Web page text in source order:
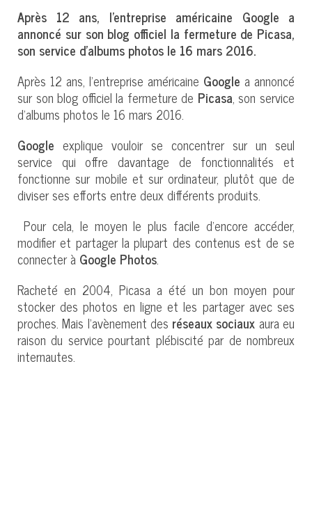
Après 12 ans, l'entreprise américaine Google a
annoncé sur son blog officiel la fermeture de Picasa,
son service d'albums photos le 16 mars 2016.
Après 12 ans, l'entreprise américaine Google a annoncé
sur son blog officiel la fermeture de Picasa, son service
d'albums photos le 16 mars 2016.
Google explique vouloir se concentrer sur un seul
service qui offre davantage de fonctionnalités et
fonctionne sur mobile et sur ordinateur, plutôt que de
diviser ses efforts entre deux différents produits.
Pour cela, le moyen le plus facile d'encore accéder,
modifier et partager la plupart des contenus est de se
connecter à Google Photos.
Racheté en 2004, Picasa a été un bon moyen pour
stocker des photos en ligne et les partager avec ses
proches. Mais l’avènement des réseaux sociaux aura eu
raison du service pourtant plébiscité par de nombreux
internautes.